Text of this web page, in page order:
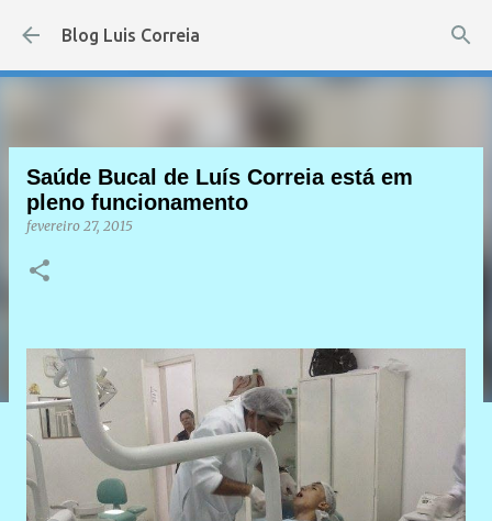
Pular para o conteúdo principal
Blog Luis Correia
Saúde Bucal de Luís Correia está em
pleno funcionamento
fevereiro 27, 2015